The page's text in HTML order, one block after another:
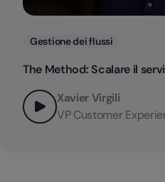
Categorie
Gestione dei flussi
The Method: Scalare il
Xavier Virgili
VP Customer